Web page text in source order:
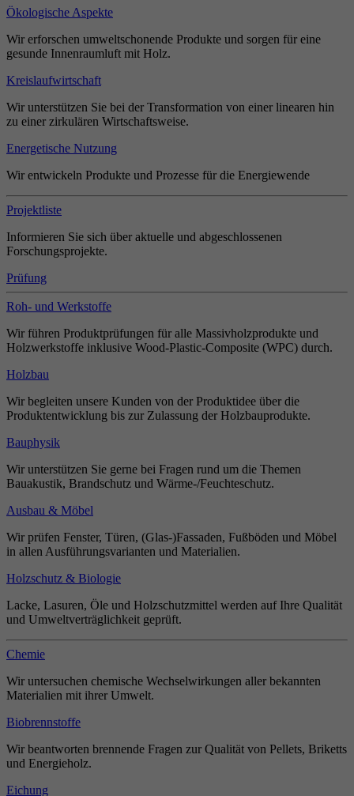
Ökologische Aspekte
Wir erforschen umweltschonende Produkte und sorgen für eine
gesunde Innenraumluft mit Holz.
Kreislaufwirtschaft
Wir unterstützen Sie bei der Transformation von einer linearen hin
zu einer zirkulären Wirtschaftsweise.
Energetische Nutzung
Wir entwickeln Produkte und Prozesse für die Energiewende
Projektliste
Informieren Sie sich über aktuelle und abgeschlossenen
Forschungsprojekte.
Prüfung
Roh- und Werkstoffe
Wir führen Produktprüfungen für alle Massivholzprodukte und
Holzwerkstoffe inklusive Wood-Plastic-Composite (WPC) durch.
Holzbau
Wir begleiten unsere Kunden von der Produktidee über die
Produktentwicklung bis zur Zulassung der Holzbauprodukte.
Bauphysik
Wir unterstützen Sie gerne bei Fragen rund um die Themen
Bauakustik, Brandschutz und Wärme-/Feuchteschutz.
Ausbau & Möbel
Wir prüfen Fenster, Türen, (Glas-)Fassaden, Fußböden und Möbel
in allen Ausführungsvarianten und Materialien.
Holzschutz & Biologie
Lacke, Lasuren, Öle und Holzschutzmittel werden auf Ihre Qualität
und Umweltverträglichkeit geprüft.
Chemie
Wir untersuchen chemische Wechselwirkungen aller bekannten
Materialien mit ihrer Umwelt.
Biobrennstoffe
Wir beantworten brennende Fragen zur Qualität von Pellets, Briketts
und Energieholz.
Eichung